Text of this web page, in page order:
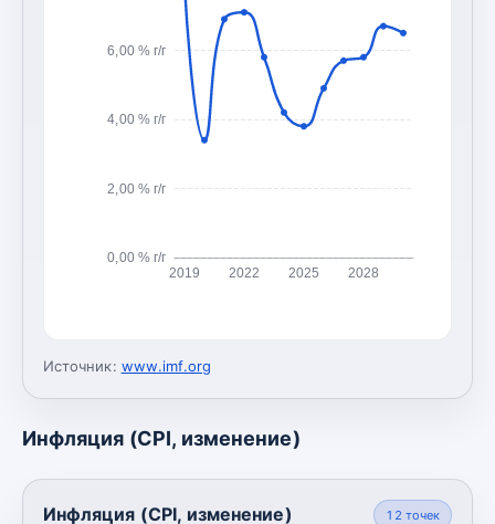
0,00 % г/г
2,00 % г/г
4,00 % г/г
6,00 % г/г
2019 2022 2025 2028
Источник: www.imf.org
Инфляция (CPI, изменение)
Инфляция (CPI, изменение) 12 точек